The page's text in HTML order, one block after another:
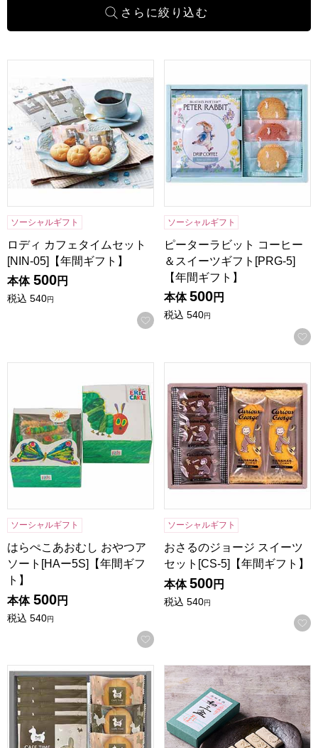
ソーシャルギフト
ロディ カフェタイムセット
[NIN-05]【年間ギフト】
本体 500円
税込 540円
お気に入りに登録する
ソーシャルギフト
ピーターラビット コーヒー
＆スイーツギフト[PRG-5]
【年間ギフト】
本体 500円
税込 540円
ソーシャルギフト
はらぺこあおむし おやつア
ソート[HAー5S]【年間ギフ
ト】
本体 500円
税込 540円
お気に入りに登録する
ソーシャルギフト
おさるのジョージ スイーツ
セット[CS-5]【年間ギフト】
本体 500円
税込 540円
ロディ カフェタイムセット[NIN-07]【年間ギフト】
小男鹿本舗 冨士屋 和三盆 小